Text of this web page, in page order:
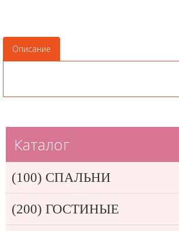
Описание
Каталог
(100) СПАЛЬНИ
(200) ГОСТИНЫЕ